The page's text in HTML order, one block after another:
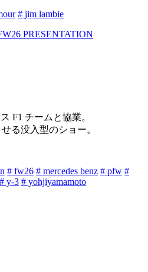
# jim lambie
F1 チームと協業。
る没入型のショー。
# fw26 # mercedes benz # pfw #
# y-3 # yohjiyamamoto